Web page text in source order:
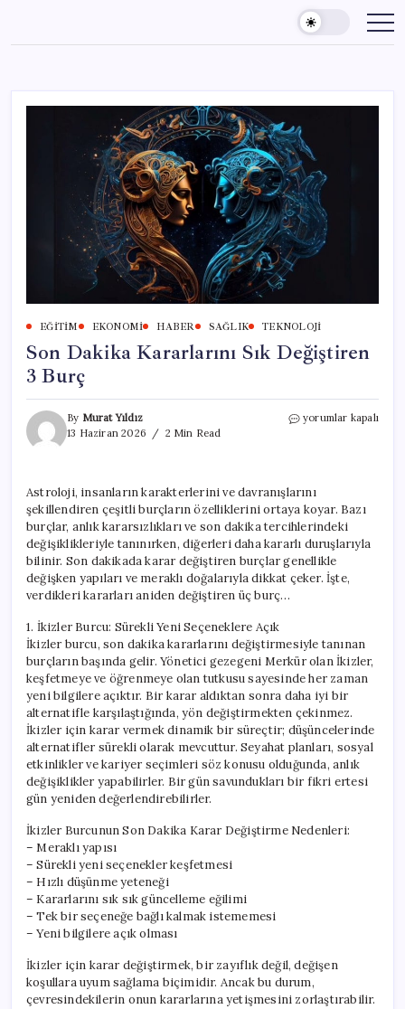
content
EĞITIM EKONOMI HABER SAĞLIK TEKNOLOJI
Son Dakika Kararlarını Sık Değiştiren
3 Burç
By Murat Yıldız
13 Haziran 2026
2 Min Read
Son
3
Burç
için
yorumlar kapalı
Astroloji, insanların karakterlerini ve davranışlarını
şekillendiren çeşitli burçların özelliklerini ortaya koyar. Bazı
burçlar, anlık kararsızlıkları ve son dakika tercihlerindeki
değişiklikleriyle tanınırken, diğerleri daha kararlı duruşlarıyla
bilinir. Son dakikada karar değiştiren burçlar genellikle
değişken yapıları ve meraklı doğalarıyla dikkat çeker. İşte,
verdikleri kararları aniden değiştiren üç burç…
1. İkizler Burcu: Sürekli Yeni Seçeneklere Açık
İkizler burcu, son dakika kararlarını değiştirmesiyle tanınan
burçların başında gelir. Yönetici gezegeni Merkür olan İkizler,
keşfetmeye ve öğrenmeye olan tutkusu sayesinde her zaman
yeni bilgilere açıktır. Bir karar aldıktan sonra daha iyi bir
alternatifle karşılaştığında, yön değiştirmekten çekinmez.
İkizler için karar vermek dinamik bir süreçtir; düşüncelerinde
alternatifler sürekli olarak mevcuttur. Seyahat planları, sosyal
etkinlikler ve kariyer seçimleri söz konusu olduğunda, anlık
değişiklikler yapabilirler. Bir gün savundukları bir fikri ertesi
gün yeniden değerlendirebilirler.
İkizler Burcunun Son Dakika Karar Değiştirme Nedenleri:
– Meraklı yapısı
– Sürekli yeni seçenekler keşfetmesi
– Hızlı düşünme yeteneği
– Kararlarını sık sık güncelleme eğilimi
– Tek bir seçeneğe bağlı kalmak istememesi
– Yeni bilgilere açık olması
İkizler için karar değiştirmek, bir zayıflık değil, değişen
koşullara uyum sağlama biçimidir. Ancak bu durum,
çevresindekilerin onun kararlarına yetişmesini zorlaştırabilir.